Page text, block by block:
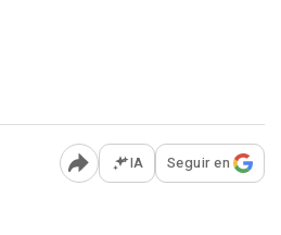
Abrir opciones para
IA Seguir en